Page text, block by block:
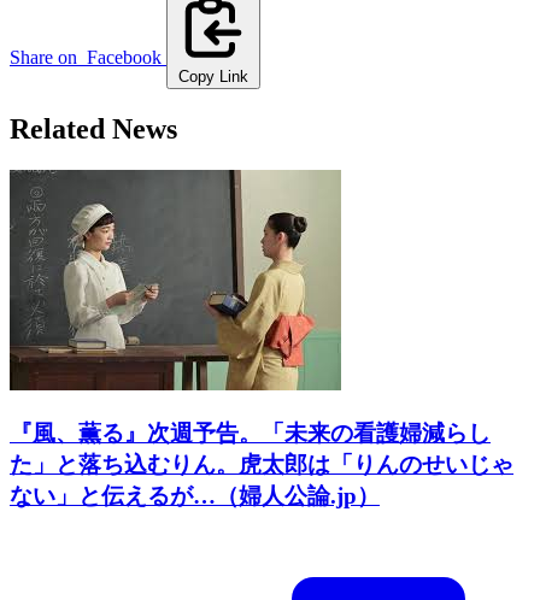
Share on Facebook
Copy Link
Related News
『風、薫る』次週予告。「未来の看護婦減らし
た」と落ち込むりん。虎太郎は「りんのせいじゃ
ない」と伝えるが…（婦人公論.jp）